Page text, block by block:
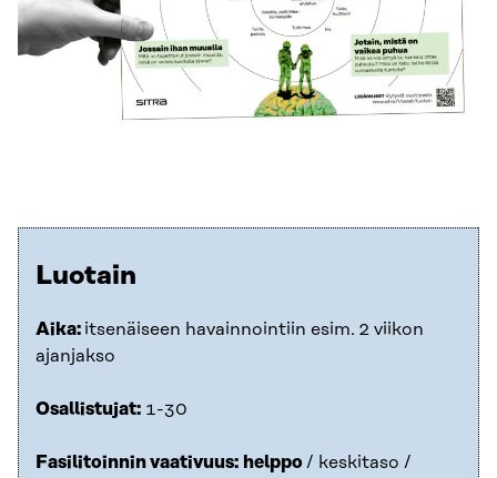
Luotain
Aika: itsenäiseen havainnointiin esim. 2 viikon
ajanjakso
Osallistujat: 1-30
Fasilitoinnin vaativuus: helppo/ keskitaso /